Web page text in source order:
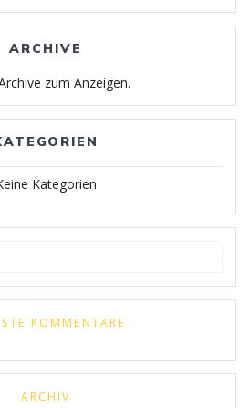
ARCHIVE
zum Anzeigen.
Kategorien
KOMMENTARE
ARCHIV